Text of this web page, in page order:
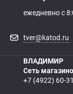
ежедневно с
tver@katod.ru
ВЛАДИМИР
Сеть
+7 (4922) 60-